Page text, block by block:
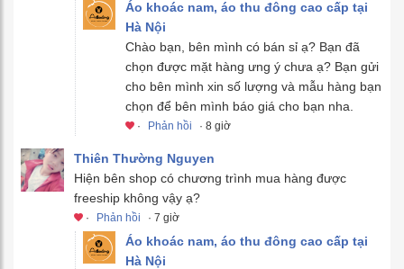
Áo khoác nam, áo thu đông cao cấp tại
Hà Nội
Chào bạn, bên mình có bán sỉ ạ? Bạn đã
chọn được mặt hàng ưng ý chưa ạ? Bạn gửi
cho bên mình xin số lượng và mẫu hàng bạn
chọn để bên mình báo giá cho bạn nha.
· Phản hồi · 8 giờ
Thiên Thường Nguyen
Hiện bên shop có chương trình mua hàng được
freeship không vậy ạ?
· Phản hồi · 7 giờ
Áo khoác nam, áo thu đông cao cấp tại
Hà Nội